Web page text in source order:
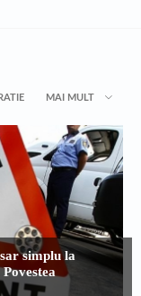
MAI MULT
simplu la